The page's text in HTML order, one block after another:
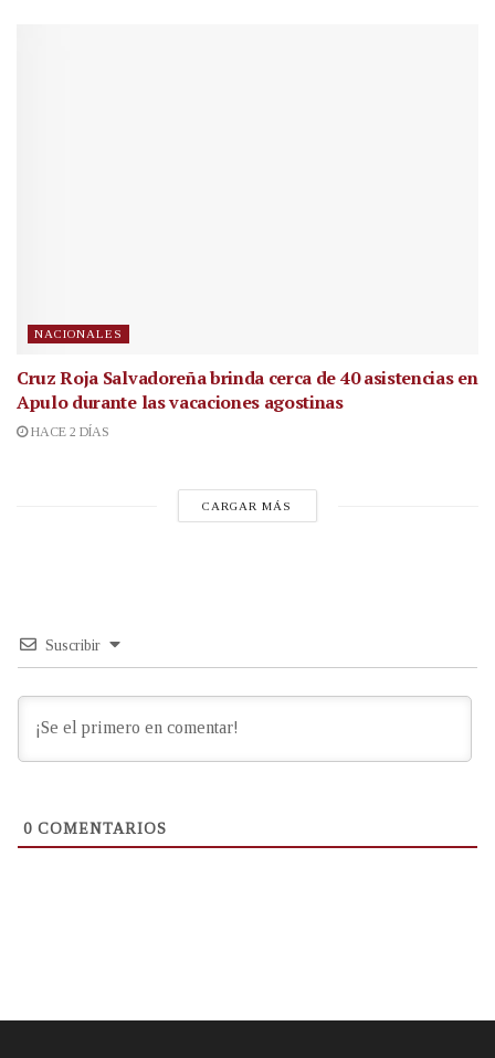
NACIONALES
Cruz Roja Salvadoreña brinda cerca de 40 asistencias en
Apulo durante las vacaciones agostinas
HACE 2 DÍAS
CARGAR MÁS
Suscribir
0 COMENTARIOS